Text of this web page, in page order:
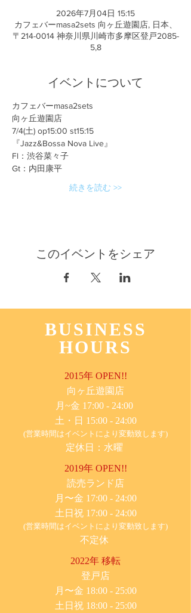
2026年7月04日 15:15
カフェバーmasa2sets 向ヶ丘遊園店, 日本、
〒214-0014 神奈川県川崎市多摩区登戸2085-
5,8
イベントについて
カフェバーmasa2sets
向ヶ丘遊園店
7/4(土) op15:00 st15:15
『Jazz&Bossa Nova Live』
Fl：渋谷菜々子
Gt：内田康平
続きを読む >>
このイベントをシェア
BUSINESS
HOURS
2015年 OPEN!!
​向ヶ丘遊園店
月~金 17:00 - 24:00
土・日 15:00 - 24:00
(営業時間はイベントにより変動致します)
定休日：水曜
2019年 OPEN!!
​読売ランド店
月〜金 17:00 - 24:00
土日祝 17:00 - 24:00
(営業時間はイベントにより変動致します)
不定休
2022年 移転
​登戸店
月〜金 18:00 - 25:00
土日祝 18:00 - 25:00